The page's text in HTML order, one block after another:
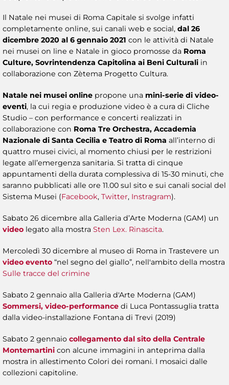
Il Natale nei musei di Roma Capitale si svolge infatti
completamente online, sui canali web e social, dal 26
dicembre 2020 al 6 gennaio 2021 con le attività di Natale
nei musei on line e Natale in gioco promosse da Roma
Culture, Sovrintendenza Capitolina ai Beni Culturali in
collaborazione con Zètema Progetto Cultura.
Natale nei musei online propone una mini-serie di video-
eventi, la cui regia e produzione video è a cura di Cliche
Studio – con performance e concerti realizzati in
collaborazione con Roma Tre Orchestra, Accademia
Nazionale di Santa Cecilia e Teatro di Roma all’interno di
quattro musei civici, al momento chiusi per le restrizioni
legate all’emergenza sanitaria. Si tratta di cinque
appuntamenti della durata complessiva di 15-30 minuti, che
saranno pubblicati alle ore 11.00 sul sito e sui canali social del
Sistema Musei (Facebook, Twitter, Instragram).
Sabato 26 dicembre alla Galleria d’Arte Moderna (GAM) un
video legato alla mostra Sten Lex. Rinascita.
Mercoledì 30 dicembre al museo di Roma in Trastevere un
video evento “nel segno del giallo”, nell'ambito della mostra
Sulle tracce del crimine
Sabato 2 gennaio alla Galleria d'Arte Moderna (GAM)
Sommersi, video-performance di Luca Pontassuglia tratta
dalla video-installazione Fontana di Trevi (2019)
Sabato 2 gennaio collegamento dal sito della Centrale
Montemartini con alcune immagini in anteprima dalla
mostra in allestimento Colori dei romani. I mosaici dalle
collezioni capitoline.